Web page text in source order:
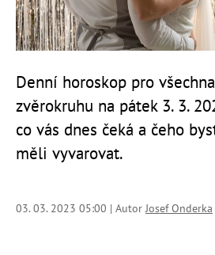
Denní horoskop pro
zvěrokruhu na pátek 3. 3.
co vás dnes čeká a čeho
měli vyvarovat.
03. 03. 2023 05:00 | AutorJosef Onderka